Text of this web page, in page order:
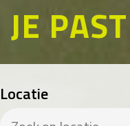
PAST
Locatie